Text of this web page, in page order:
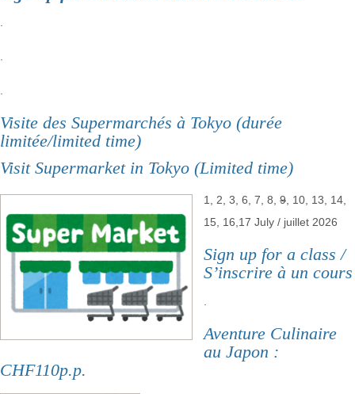
Visite des Supermarchés à Tokyo (durée
limitée/limited time)
Visit Supermarket in Tokyo (Limited time)
1, 2, 3, 6, 7, 8, 9 , 10, 13, 14,
15, 16,17 July / juillet 2026
Sign up for a class /
S’inscrire à un cours
Aventure Culinaire
au Japon :
CHF110p.p.